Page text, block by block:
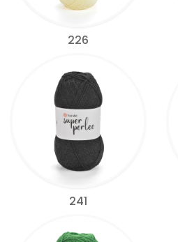
226
241